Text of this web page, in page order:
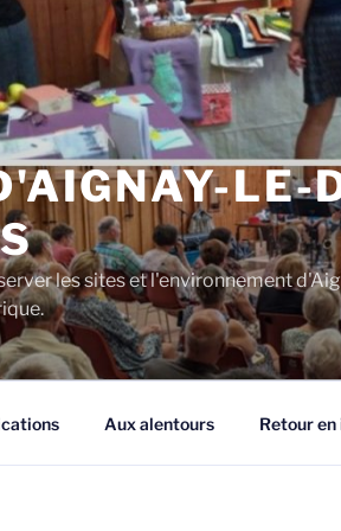
LE-
les sites et l'environnement
Aux alentours Retour en